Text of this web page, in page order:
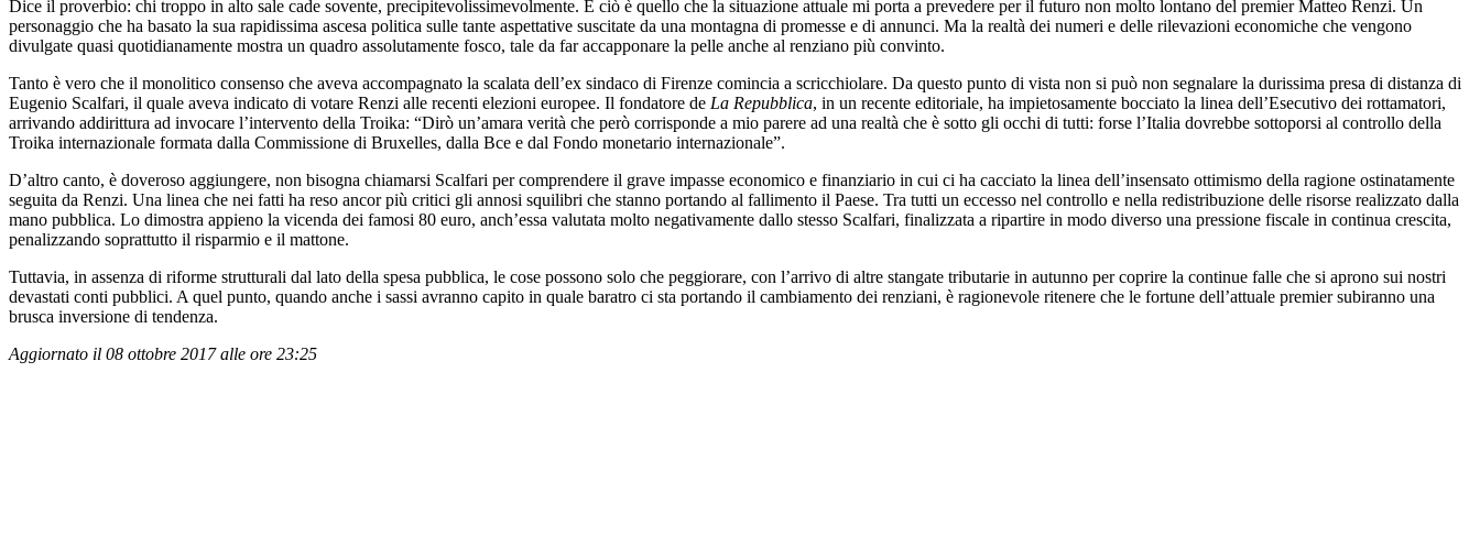
Dice il proverbio: chi troppo in alto sale cade sovente, precipitevolissimevolmente. E ciò è quello che la situazione attuale mi porta a prevedere per il futuro non molto lontano del premier Matteo Renzi. Un
personaggio che ha basato la sua rapidissima ascesa politica sulle tante aspettative suscitate da una montagna di promesse e di annunci. Ma la realtà dei numeri e delle rilevazioni economiche che vengono
divulgate quasi quotidianamente mostra un quadro assolutamente fosco, tale da far accapponare la pelle anche al renziano più convinto.
Tanto è vero che il monolitico consenso che aveva accompagnato la scalata dell’ex sindaco di Firenze comincia a scricchiolare. Da questo punto di vista non si può non segnalare la durissima presa di distanza di
Eugenio Scalfari, il quale aveva indicato di votare Renzi alle recenti elezioni europee. Il fondatore de La Repubblica, in un recente editoriale, ha impietosamente bocciato la linea dell’Esecutivo dei rottamatori,
arrivando addirittura ad invocare l’intervento della Troika: “Dirò un’amara verità che però corrisponde a mio parere ad una realtà che è sotto gli occhi di tutti: forse l’Italia dovrebbe sottoporsi al controllo della
Troika internazionale formata dalla Commissione di Bruxelles, dalla Bce e dal Fondo monetario internazionale”.
D’altro canto, è doveroso aggiungere, non bisogna chiamarsi Scalfari per comprendere il grave impasse economico e finanziario in cui ci ha cacciato la linea dell’insensato ottimismo della ragione ostinatamente
seguita da Renzi. Una linea che nei fatti ha reso ancor più critici gli annosi squilibri che stanno portando al fallimento il Paese. Tra tutti un eccesso nel controllo e nella redistribuzione delle risorse realizzato dalla
mano pubblica. Lo dimostra appieno la vicenda dei famosi 80 euro, anch’essa valutata molto negativamente dallo stesso Scalfari, finalizzata a ripartire in modo diverso una pressione fiscale in continua crescita,
penalizzando soprattutto il risparmio e il mattone.
Tuttavia, in assenza di riforme strutturali dal lato della spesa pubblica, le cose possono solo che peggiorare, con l’arrivo di altre stangate tributarie in autunno per coprire la continue falle che si aprono sui nostri
devastati conti pubblici. A quel punto, quando anche i sassi avranno capito in quale baratro ci sta portando il cambiamento dei renziani, è ragionevole ritenere che le fortune dell’attuale premier subiranno una
brusca inversione di tendenza.
Aggiornato il 08 ottobre 2017 alle ore 23:25